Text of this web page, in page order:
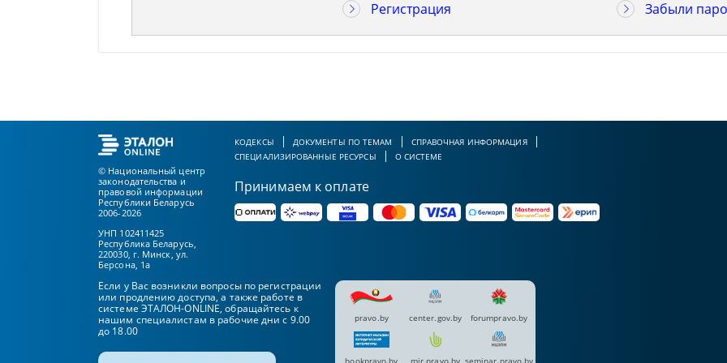
Регистрация Забыли
© Национальный центр
законодательства и
правовой информации
Республики Беларусь
2006-2026
УНП 102411425
Республика Беларусь,
220030, г. Минск, ул.
Берсона, 1а
КОДЕКСЫ ДОКУМЕНТЫ ПО ТЕМАМ
СПРАВОЧНАЯ ИНФОРМАЦИЯ
СПЕЦИАЛИЗИРОВАННЫЕ РЕСУРСЫ
О СИСТЕМЕ
Принимаем к оплате
Если у Вас возникли вопросы по регистрации
или продлению доступа, а также работе в
системе ЭТАЛОН-ONLINE, обращайтесь к
нашим специалистам в рабочие дни с 9.00
до 18.00
pravo.by center.gov.by forumpravo.by
bookpravo.by mir.pravo.by seminar.pravo.by